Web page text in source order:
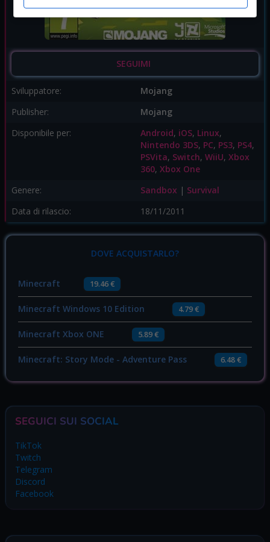
SEGUIMI
Sviluppatore:
Mojang
Publisher:
Mojang
Disponibile per:
Android, iOS, Linux,
Nintendo 3DS, PC, PS3, PS4,
PSVita, Switch, WiiU, Xbox
360, Xbox One
Genere:
Sandbox | Survival
Data di rilascio:
18/11/2011
DOVE ACQUISTARLO?
Minecraft 19.46 €
Minecraft Windows 10 Edition 4.79 €
Minecraft Xbox ONE 5.89 €
Minecraft: Story Mode - Adventure Pass 6.48 €
SEGUICI SUI SOCIAL
TikTok
Twitch
Telegram
Discord
Facebook